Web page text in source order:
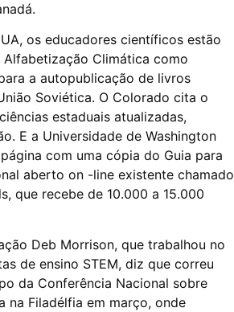
os educadores científicos estão
Climática como
a autopublicação de livros
Soviética. O Colorado cita o
estaduais atualizadas,
E a Universidade de Washington
com uma cópia do Guia para
aberto on -line existente chamado
que recebe de 10.000 a 15.000
Deb Morrison, que trabalhou no
de ensino STEM, diz que correu
da Conferência Nacional sobre
na Filadélfia em março, onde